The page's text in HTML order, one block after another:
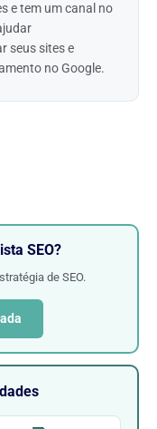
e tem um canal no
seus sites e
no Google.
SEO?
de SEO.